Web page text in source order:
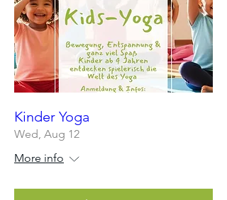
Kinder Yoga
Wed, Aug 12
More info